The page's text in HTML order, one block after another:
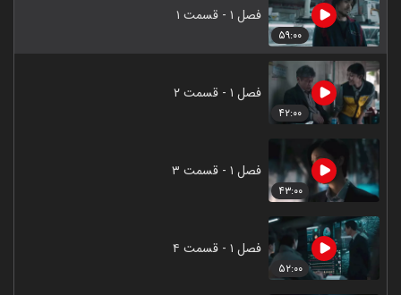
۵۹:۰۰
فصل ۱ - قسمت ۱
۴۲:۰۰
فصل ۱ - قسمت ۲
۴۳:۰۰
فصل ۱ - قسمت ۳
۵۲:۰۰
فصل ۱ - قسمت ۴